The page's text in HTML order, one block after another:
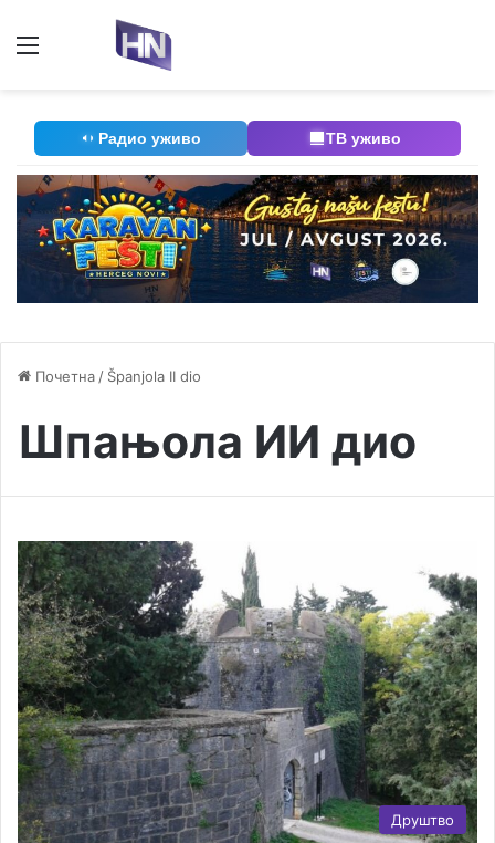
Радио уживо ТВ уживо
Почетна / Španjola II dio
Шпањола ИИ дио
Друштво